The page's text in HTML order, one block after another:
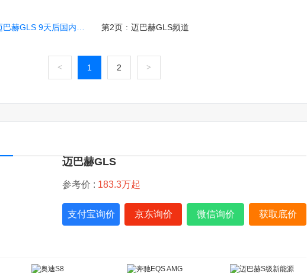
GLS 9天后国内首发 第2页 : 迈巴赫GLS频道
< 1 2 >
迈巴赫GLS
参考价 : 183.3万起
支付宝询价 京东询价 微信询价 获取底价